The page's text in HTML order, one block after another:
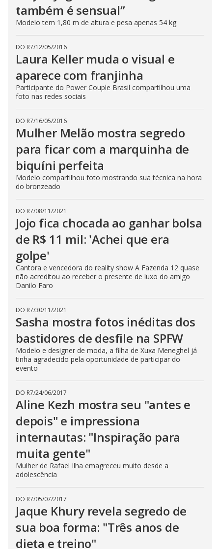
também é sensual”
Modelo tem 1,80 m de altura e pesa apenas 54 kg
DO R7/12/05/2016
Laura Keller muda o visual e
aparece com franjinha
Participante do Power Couple Brasil compartilhou uma
foto nas redes sociais
DO R7/16/05/2016
Mulher Melão mostra segredo
para ficar com a marquinha de
biquíni perfeita
Modelo compartilhou foto mostrando sua técnica na hora
do bronzeado
DO R7/08/11/2021
Jojo fica chocada ao ganhar bolsa
de R$ 11 mil: 'Achei que era
golpe'
Cantora e vencedora do reality show A Fazenda 12 quase
não acreditou ao receber o presente de luxo do amigo
Danilo Faro
DO R7/30/11/2021
Sasha mostra fotos inéditas dos
bastidores de desfile na SPFW
Modelo e designer de moda, a filha de Xuxa Meneghel já
tinha agradecido pela oportunidade de participar do
evento
DO R7/24/06/2017
Aline Kezh mostra seu "antes e
depois" e impressiona
internautas: "Inspiração para
muita gente"
Mulher de Rafael Ilha emagreceu muito desde a
adolescência
DO R7/05/07/2017
Jaque Khury revela segredo de
sua boa forma: "Três anos de
dieta e treino"